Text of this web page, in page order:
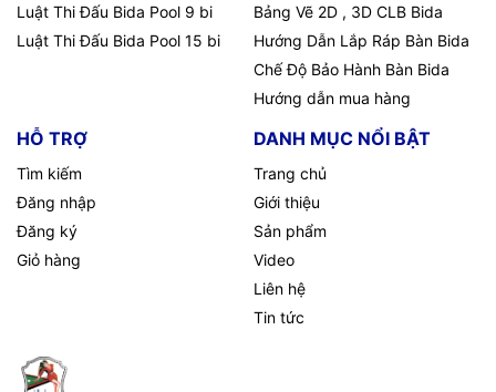
Luật Thi Đấu Bida Pool 9 bi
Luật Thi Đấu Bida Pool 15 bi
Bảng Vẽ 2D , 3D CLB Bida
Hướng Dẫn Lắp Ráp Bàn Bida
Chế Độ Bảo Hành Bàn Bida
Hướng dẫn mua hàng
HỖ TRỢ
Tìm kiếm
Đăng nhập
Đăng ký
Giỏ hàng
DANH MỤC NỔI BẬT
Trang chủ
Giới thiệu
Sản phẩm
Video
Liên hệ
Tin tức